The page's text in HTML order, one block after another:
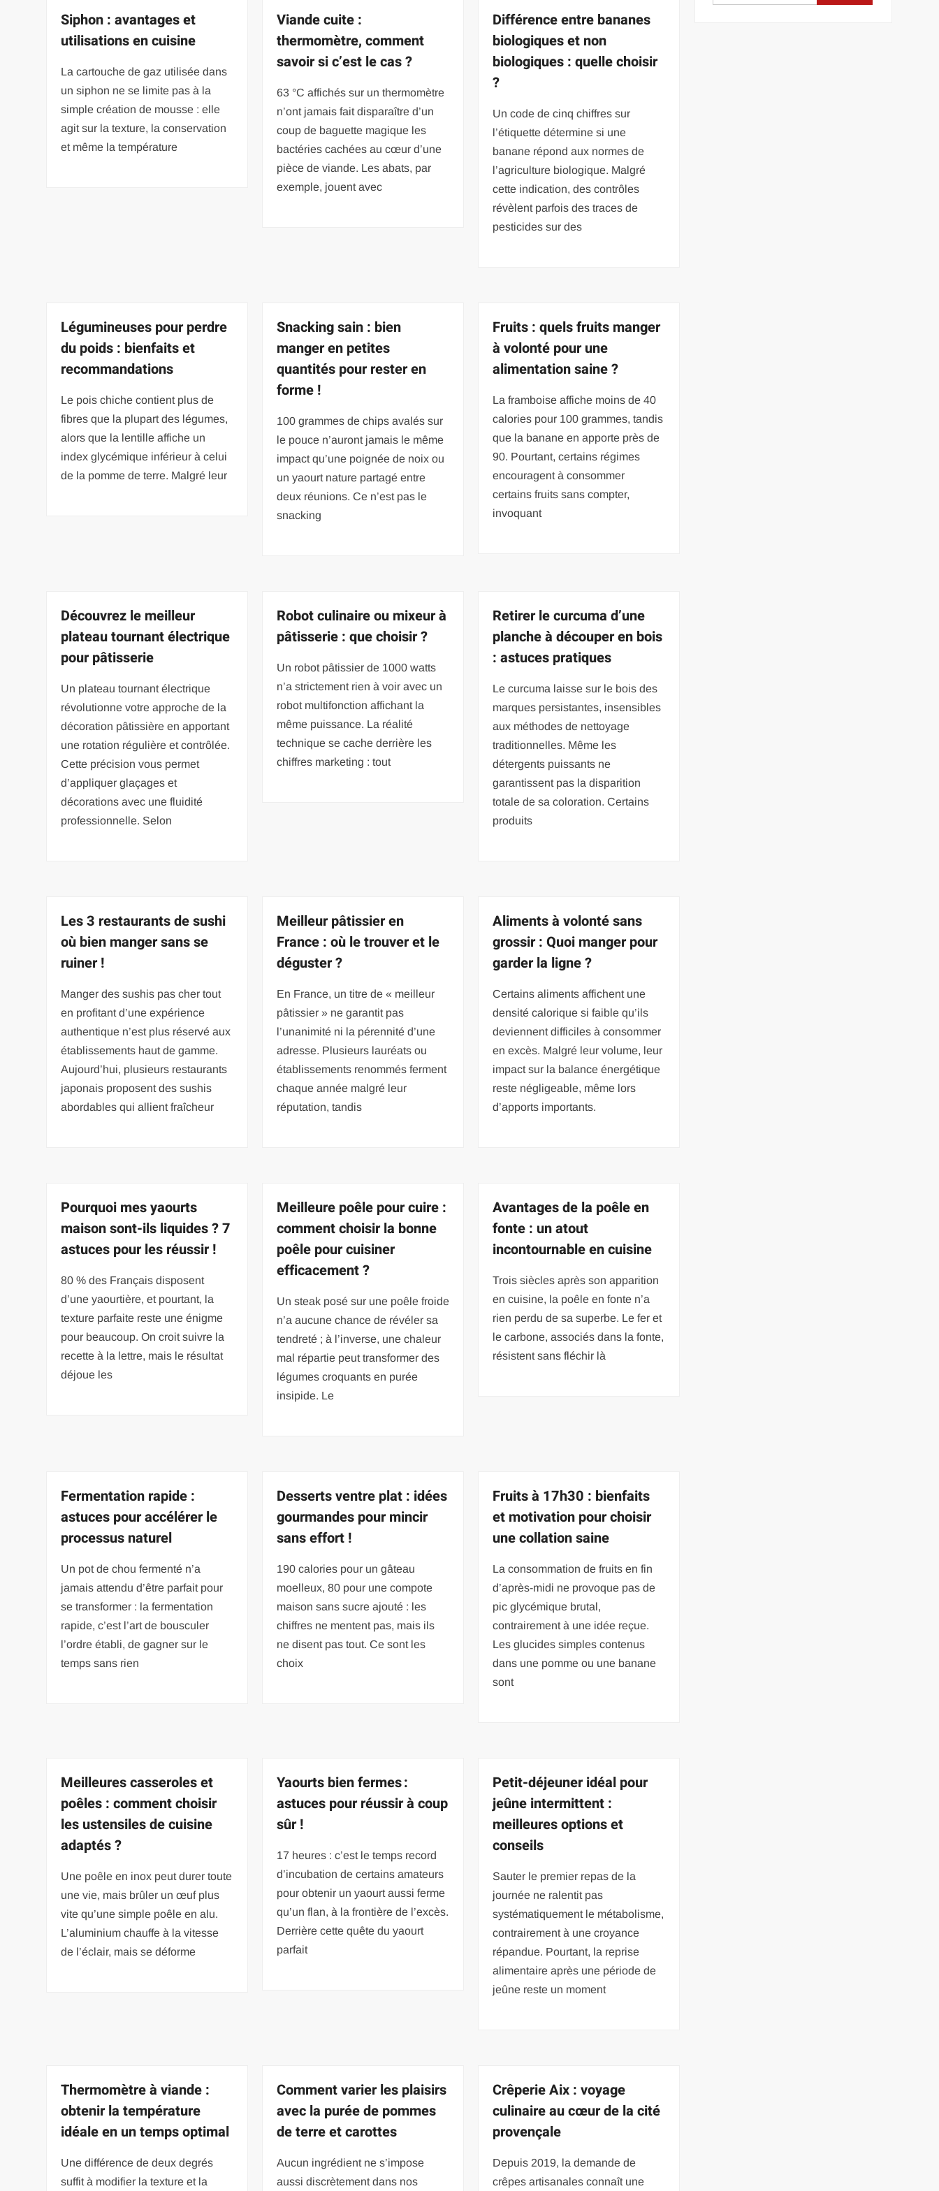
Siphon : avantages et
utilisations en cuisine
La cartouche de gaz utilisée dans
un siphon ne se limite pas à la
simple création de mousse : elle
agit sur la texture, la conservation
et même la température
Viande cuite :
thermomètre, comment
savoir si c’est le cas ?
63 °C affichés sur un thermomètre
n’ont jamais fait disparaître d’un
coup de baguette magique les
bactéries cachées au cœur d’une
pièce de viande. Les abats, par
exemple, jouent avec
Différence entre bananes
biologiques et non
biologiques : quelle choisir
?
Un code de cinq chiffres sur
l’étiquette détermine si une
banane répond aux normes de
l’agriculture biologique. Malgré
cette indication, des contrôles
révèlent parfois des traces de
pesticides sur des
Légumineuses pour perdre
du poids : bienfaits et
recommandations
Le pois chiche contient plus de
fibres que la plupart des légumes,
alors que la lentille affiche un
index glycémique inférieur à celui
de la pomme de terre. Malgré leur
Snacking sain : bien
manger en petites
quantités pour rester en
forme !
100 grammes de chips avalés sur
le pouce n’auront jamais le même
impact qu’une poignée de noix ou
un yaourt nature partagé entre
deux réunions. Ce n’est pas le
snacking
Fruits : quels fruits manger
à volonté pour une
alimentation saine ?
La framboise affiche moins de 40
calories pour 100 grammes, tandis
que la banane en apporte près de
90. Pourtant, certains régimes
encouragent à consommer
certains fruits sans compter,
invoquant
Découvrez le meilleur
plateau tournant électrique
pour pâtisserie
Un plateau tournant électrique
révolutionne votre approche de la
décoration pâtissière en apportant
une rotation régulière et contrôlée.
Cette précision vous permet
d’appliquer glaçages et
décorations avec une fluidité
professionnelle. Selon
Robot culinaire ou mixeur à
pâtisserie : que choisir ?
Un robot pâtissier de 1000 watts
n’a strictement rien à voir avec un
robot multifonction affichant la
même puissance. La réalité
technique se cache derrière les
chiffres marketing : tout
Retirer le curcuma d’une
planche à découper en bois
: astuces pratiques
Le curcuma laisse sur le bois des
marques persistantes, insensibles
aux méthodes de nettoyage
traditionnelles. Même les
détergents puissants ne
garantissent pas la disparition
totale de sa coloration. Certains
produits
Les 3 restaurants de sushi
où bien manger sans se
ruiner !
Manger des sushis pas cher tout
en profitant d’une expérience
authentique n’est plus réservé aux
établissements haut de gamme.
Aujourd’hui, plusieurs restaurants
japonais proposent des sushis
abordables qui allient fraîcheur
Meilleur pâtissier en
France : où le trouver et le
déguster ?
En France, un titre de « meilleur
pâtissier » ne garantit pas
l’unanimité ni la pérennité d’une
adresse. Plusieurs lauréats ou
établissements renommés ferment
chaque année malgré leur
réputation, tandis
Aliments à volonté sans
grossir : Quoi manger pour
garder la ligne ?
Certains aliments affichent une
densité calorique si faible qu’ils
deviennent difficiles à consommer
en excès. Malgré leur volume, leur
impact sur la balance énergétique
reste négligeable, même lors
d’apports importants.
Pourquoi mes yaourts
maison sont-ils liquides ? 7
astuces pour les réussir !
80 % des Français disposent
d’une yaourtière, et pourtant, la
texture parfaite reste une énigme
pour beaucoup. On croit suivre la
recette à la lettre, mais le résultat
déjoue les
Meilleure poêle pour cuire :
comment choisir la bonne
poêle pour cuisiner
efficacement ?
Un steak posé sur une poêle froide
n’a aucune chance de révéler sa
tendreté ; à l’inverse, une chaleur
mal répartie peut transformer des
légumes croquants en purée
insipide. Le
Avantages de la poêle en
fonte : un atout
incontournable en cuisine
Trois siècles après son apparition
en cuisine, la poêle en fonte n’a
rien perdu de sa superbe. Le fer et
le carbone, associés dans la fonte,
résistent sans fléchir là
Fermentation rapide :
astuces pour accélérer le
processus naturel
Un pot de chou fermenté n’a
jamais attendu d’être parfait pour
se transformer : la fermentation
rapide, c’est l’art de bousculer
l’ordre établi, de gagner sur le
temps sans rien
Desserts ventre plat : idées
gourmandes pour mincir
sans effort !
190 calories pour un gâteau
moelleux, 80 pour une compote
maison sans sucre ajouté : les
chiffres ne mentent pas, mais ils
ne disent pas tout. Ce sont les
choix
Fruits à 17h30 : bienfaits
et motivation pour choisir
une collation saine
La consommation de fruits en fin
d’après-midi ne provoque pas de
pic glycémique brutal,
contrairement à une idée reçue.
Les glucides simples contenus
dans une pomme ou une banane
sont
Meilleures casseroles et
poêles : comment choisir
les ustensiles de cuisine
adaptés ?
Une poêle en inox peut durer toute
une vie, mais brûler un œuf plus
vite qu’une simple poêle en alu.
L’aluminium chauffe à la vitesse
de l’éclair, mais se déforme
Yaourts bien fermes :
astuces pour réussir à coup
sûr !
17 heures : c’est le temps record
d’incubation de certains amateurs
pour obtenir un yaourt aussi ferme
qu’un flan, à la frontière de l’excès.
Derrière cette quête du yaourt
parfait
Petit-déjeuner idéal pour
jeûne intermittent :
meilleures options et
conseils
Sauter le premier repas de la
journée ne ralentit pas
systématiquement le métabolisme,
contrairement à une croyance
répandue. Pourtant, la reprise
alimentaire après une période de
jeûne reste un moment
Thermomètre à viande :
obtenir la température
idéale en un temps optimal
Une différence de deux degrés
suffit à modifier la texture et la
Comment varier les plaisirs
avec la purée de pommes
de terre et carottes
Aucun ingrédient ne s’impose
aussi discrètement dans nos
Crêperie Aix : voyage
culinaire au cœur de la cité
provençale
Depuis 2019, la demande de
crêpes artisanales connaît une